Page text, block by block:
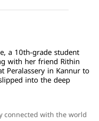
a 10th-grade student
with her friend Rithin
Peralassery in Kannur to
into the deep
connected with the world